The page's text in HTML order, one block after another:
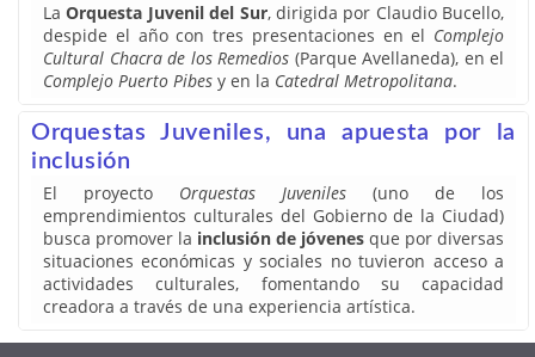
LaOrquesta Juvenil del Sur, dirigida por Claudio Bucello,
despide el año con tres presentaciones en el Complejo
Cultural Chacra de los Remedios (Parque Avellaneda), en el
Complejo Puerto Pibes y en la Catedral Metropolitana.
Orquestas Juveniles, una apuesta por la
inclusión
El proyecto Orquestas Juveniles (uno de los
emprendimientos culturales del Gobierno de la Ciudad)
busca promover la inclusión de jóvenes que por diversas
situaciones económicas y sociales no tuvieron acceso a
actividades culturales, fomentando su capacidad
creadora a través de una experiencia artística.